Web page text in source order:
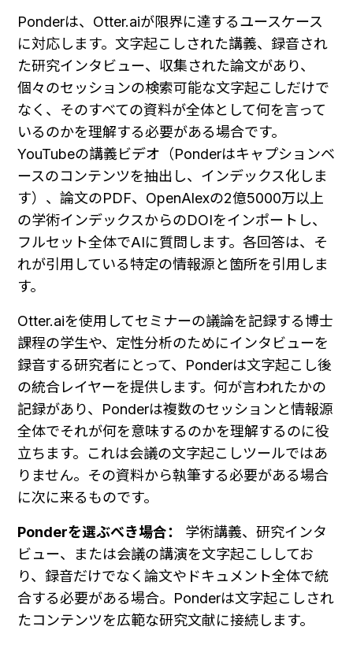
Ponderは、Otter.aiが限界に達するユースケース
に対応します。文字起こしされた講義、録音され
た研究インタビュー、収集された論文があり、
個々のセッションの検索可能な文字起こしだけで
なく、そのすべての資料が全体として何を言って
いるのかを理解する必要がある場合です。
YouTubeの講義ビデオ（Ponderはキャプションベ
ースのコンテンツを抽出し、インデックス化しま
す）、論文のPDF、OpenAlexの2億5000万以上
の学術インデックスからのDOIをインポートし、
フルセット全体でAIに質問します。各回答は、そ
れが引用している特定の情報源と箇所を引用しま
す。
Otter.aiを使用してセミナーの議論を記録する博士
課程の学生や、定性分析のためにインタビューを
録音する研究者にとって、Ponderは文字起こし後
の統合レイヤーを提供します。何が言われたかの
記録があり、Ponderは複数のセッションと情報源
全体でそれが何を意味するのかを理解するのに役
立ちます。これは会議の文字起こしツールではあ
りません。その資料から執筆する必要がある場合
に次に来るものです。
Ponderを選ぶべき場合：
学術講義、研究インタ
ビュー、または会議の講演を文字起こししてお
り、録音だけでなく論文やドキュメント全体で統
合する必要がある場合。Ponderは文字起こしされ
たコンテンツを広範な研究文献に接続します。